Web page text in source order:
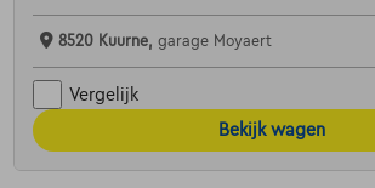
8520 Kuurne, garage Moyaert
Vergelijk
Bekijk wagen